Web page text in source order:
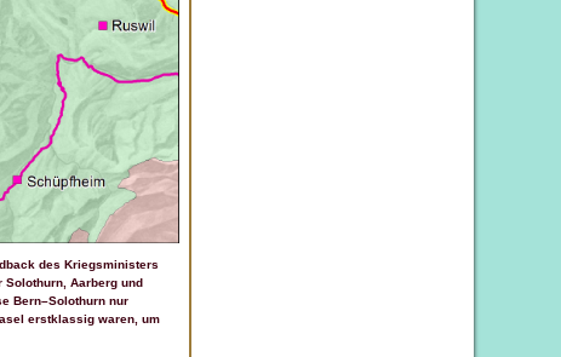
des Kriegsministers
Solothurn, Aarberg und
Bern–Solothurn nur
erstklassig waren, um